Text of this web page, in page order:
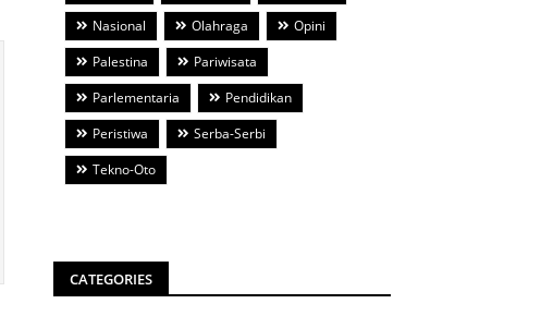
Nasional
Olahraga
Opini
Palestina
Pariwisata
Parlementaria
Pendidikan
Peristiwa
Serba-Serbi
Tekno-Oto
CATEGORIES